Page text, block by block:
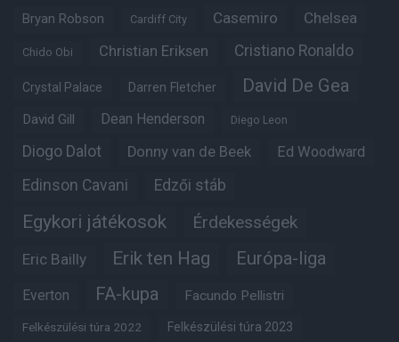
Bryan Robson Cardiff City Casemiro Chelsea
Chido Obi Christian Eriksen Cristiano Ronaldo
Crystal Palace Darren Fletcher David De Gea
David Gill Dean Henderson Diego Leon
Diogo Dalot Donny van de Beek Ed Woodward
Edinson Cavani Edzői stáb
Egykori játékosok Érdekességek
Eric Bailly Erik ten Hag Európa-liga
Everton FA-kupa Facundo Pellistri
Felkészülési túra 2022 Felkészülési túra 2023